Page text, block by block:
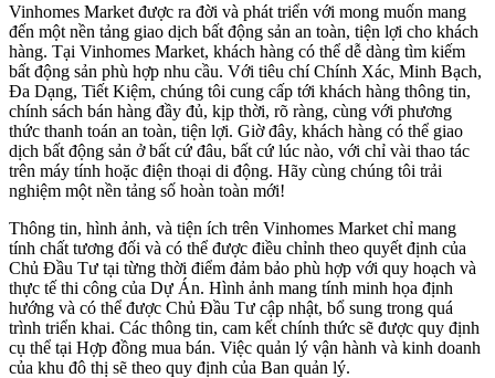
Vinhomes Market được ra đời và phát triển với mong muốn mang
đến một nền tảng giao dịch bất động sản an toàn, tiện lợi cho khách
hàng. Tại Vinhomes Market, khách hàng có thể dễ dàng tìm kiếm
bất động sản phù hợp nhu cầu. Với tiêu chí Chính Xác, Minh Bạch,
Đa Dạng, Tiết Kiệm, chúng tôi cung cấp tới khách hàng thông tin,
chính sách bán hàng đầy đủ, kịp thời, rõ ràng, cùng với phương
thức thanh toán an toàn, tiện lợi. Giờ đây, khách hàng có thể giao
dịch bất động sản ở bất cứ đâu, bất cứ lúc nào, với chỉ vài thao tác
trên máy tính hoặc điện thoại di động. Hãy cùng chúng tôi trải
nghiệm một nền tảng số hoàn toàn mới!
Thông tin, hình ảnh, và tiện ích trên Vinhomes Market chỉ mang
tính chất tương đối và có thể được điều chỉnh theo quyết định của
Chủ Đầu Tư tại từng thời điểm đảm bảo phù hợp với quy hoạch và
thực tế thi công của Dự Án. Hình ảnh mang tính minh họa định
hướng và có thể được Chủ Đầu Tư cập nhật, bổ sung trong quá
trình triển khai. Các thông tin, cam kết chính thức sẽ được quy định
cụ thể tại Hợp đồng mua bán. Việc quản lý vận hành và kinh doanh
của khu đô thị sẽ theo quy định của Ban quản lý.